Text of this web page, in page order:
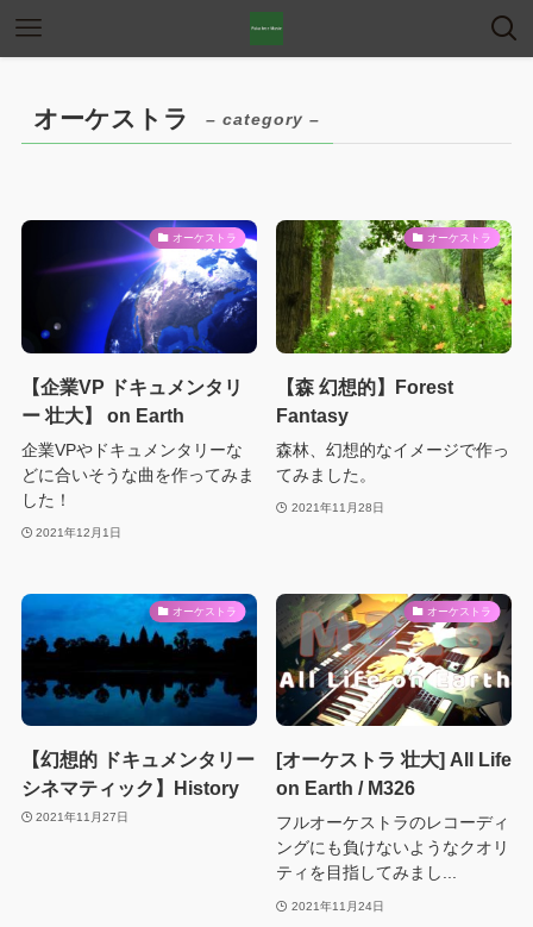
オーケストラ – category –
オーケストラ
【企業VP ドキュメンタリ
ー 壮大】 on Earth
企業VPやドキュメンタリーな
どに合いそうな曲を作ってみま
した！
2021年12月1日
オーケストラ
【森 幻想的】Forest
Fantasy
森林、幻想的なイメージで作っ
てみました。
2021年11月28日
オーケストラ
【幻想的 ドキュメンタリー
シネマティック】History
2021年11月27日
オーケストラ
[オーケストラ 壮大] All Life
on Earth / M326
フルオーケストラのレコーディ
ングにも負けないようなクオリ
ティを目指してみまし...
2021年11月24日